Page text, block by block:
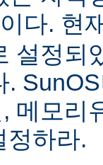
이다. 현
설정되
.
메모리
정하라.